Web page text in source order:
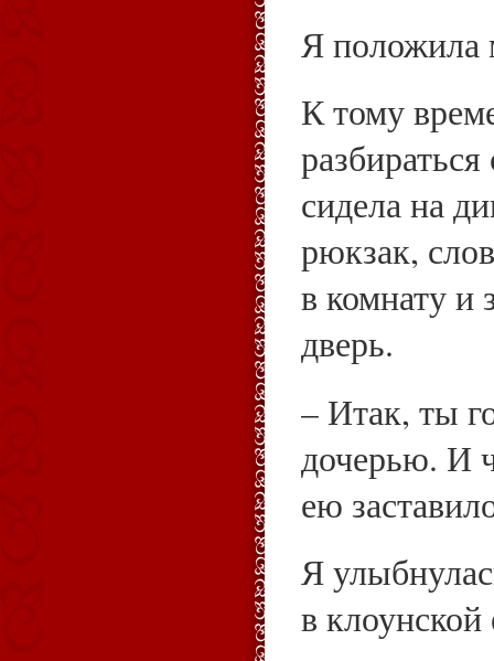
Я положила
К тому
сидела на
рюкзак,
в комнату и
дверь.
– Итак, ты
дочерью. И
ею
Я
в